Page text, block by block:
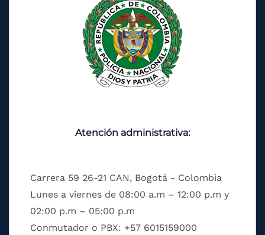
Atención administrativa:
Carrera 59 26-21 CAN, Bogotá - Colombia
Lunes a viernes de 08:00 a.m – 12:00 p.m y
02:00 p.m – 05:00 p.m
Conmutador o PBX: +57 6015159000